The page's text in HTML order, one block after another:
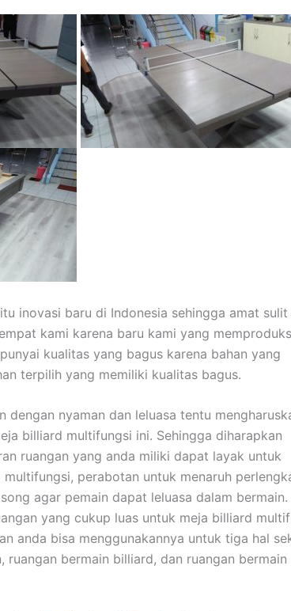
inovasi baru di Indonesia sehingga amat sulit
kami karena baru kami yang
kualitas yang bagus karena bahan yang
terpilih yang memiliki kualitas bagus.
dengan nyaman dan leluasa tentu
billiard multifungsi ini. Sehingga diharapkan
ruangan yang anda miliki dapat layak untuk
perabotan untuk menaruh
agar pemain dapat leluasa dalam bermain.
yang cukup luas untuk meja billiard
anda bisa menggunakannya untuk tiga hal
ruangan bermain billiard, dan ruangan bermain